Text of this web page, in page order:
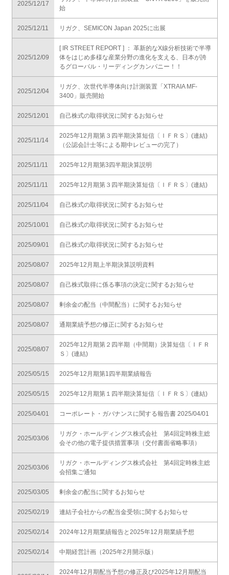
2025/12/17
始
2025/12/11 リガク、SEMICON Japan 2025に出展
2025/12/09
[ IR STREET REPORT ] ： 革新的なX線分析技術で半導
体をはじめ多様な産業分野の進化を支える、日本が誇
るグローバル・リーディングカンパニー！！
2025/12/04
リガク、次世代半導体向け計測装置「XTRAIA MF-
3400」販売開始
2025/12/01 自己株式の取得状況に関するお知らせ
2025/11/14
2025年12月期第３四半期決算短信〔ＩＦＲＳ〕(連結)
（公認会計士等による期中レビューの完了）
2025/11/11 2025年12月期第3四半期決算説明
2025/11/11 2025年12月期第３四半期決算短信〔ＩＦＲＳ〕(連結)
2025/11/04 自己株式の取得状況に関するお知らせ
2025/10/01 自己株式の取得状況に関するお知らせ
2025/09/01 自己株式の取得状況に関するお知らせ
2025/08/07 2025年12月期上半期決算説明資料
2025/08/07 自己株式取得に係る事項の決定に関するお知らせ
2025/08/07 剰余金の配当（中間配当）に関するお知らせ
2025/08/07 通期業績予想の修正に関するお知らせ
2025/08/07
2025年12月期第２四半期（中間期）決算短信〔ＩＦＲ
Ｓ〕(連結)
2025/05/15 2025年12月期第1四半期業績報告
2025/05/15 2025年12月期第１四半期決算短信〔ＩＦＲＳ〕(連結)
2025/04/01 コーポレート・ガバナンスに関する報告書 2025/04/01
2025/03/06
リガク・ホールディングス株式会社 第4回定時株主総
会その他の電子提供措置事項（交付書面省略事項）
2025/03/06
リガク・ホールディングス株式会社 第4回定時株主総
会招集ご通知
2025/03/05 剰余金の配当に関するお知らせ
2025/02/19 連結子会社からの配当金受領に関するお知らせ
2025/02/14 2024年12月期業績報告と2025年12月期業績予想
2025/02/14 中期経営計画（2025年2月開示版）
2024年12月期配当予想の修正及び2025年12月期配当